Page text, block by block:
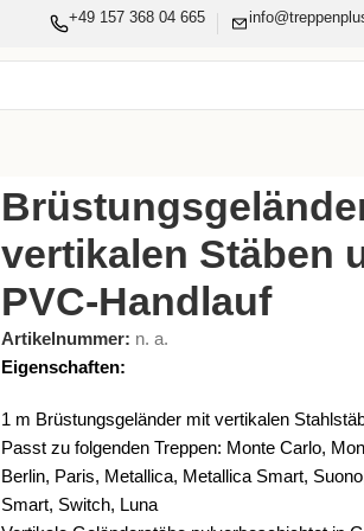
+49 157 368 04 665
vertikalen Stäben
PVC-Handlauf
Artikelnummer: n. a.
Eigenschaften:
1 m Brüstungsgeländer mit vertikalen
Passt zu folgenden Treppen: Monte Carlo,
Berlin, Paris, Metallica, Metallica Smart,
Smart, Switch, Luna